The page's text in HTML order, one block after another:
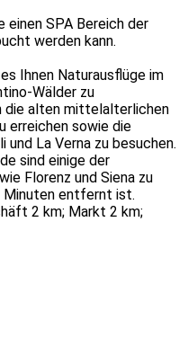
einen SPA Bereich der
werden kann.
Ihnen Naturausflüge im
Wälder zu
die alten mittelalterlichen
erreichen sowie die
La Verna zu besuchen.
sind einige der
Florenz und Siena zu
Minuten entfernt ist.
2 km; Markt 2 km;